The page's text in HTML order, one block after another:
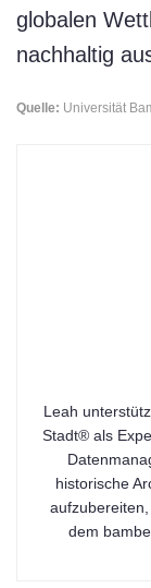
globalen
nachhaltig
Quelle: Universität
Leah
Stadt® als
historische
dem